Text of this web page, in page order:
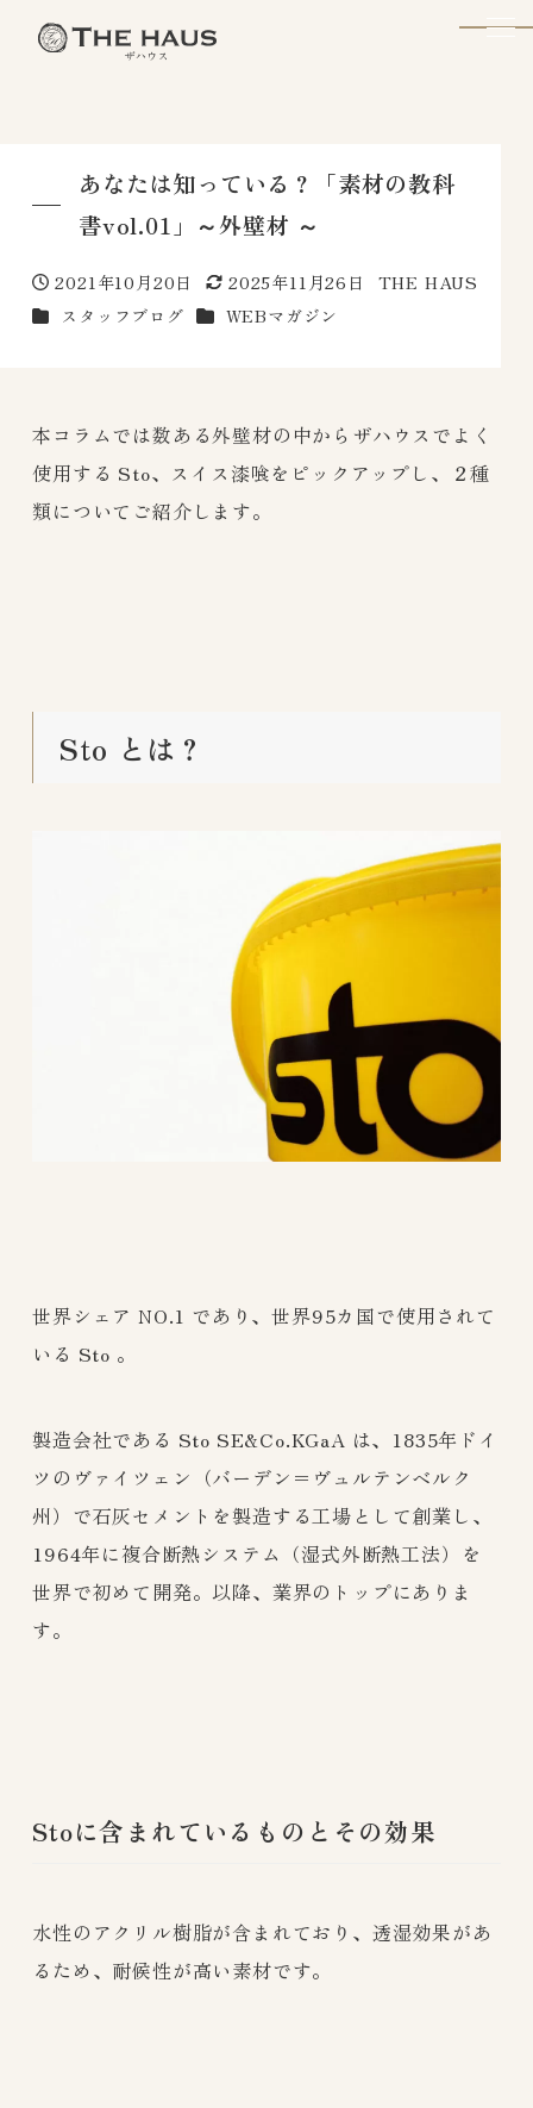
あなたは知っている？「素材の教科
書vol.01」～外壁材 ～
投稿日
2021年10月20日
更新日
2025年11月26日
著
THE HAUS
カテゴリー
スタッフブログ カテゴリー
WEBマガジン
本コラムでは数ある外壁材の中からザハウスでよく
使用する Sto、スイス漆喰をピックアップし、２種
類についてご紹介します。
Sto とは？
世界シェア NO.1 であり、世界95カ国で使用されて
いる Sto 。
製造会社である Sto SE&Co.KGaA は、1835年ドイ
ツのヴァイツェン（バーデン＝ヴュルテンベルク
州）で石灰セメントを製造する工場として創業し、
1964年に複合断熱システム（湿式外断熱工法）を
世界で初めて開発。以降、業界のトップにありま
す。
Stoに含まれているものとその効果
水性のアクリル樹脂が含まれており、透湿効果があ
るため、耐候性が高い素材です。